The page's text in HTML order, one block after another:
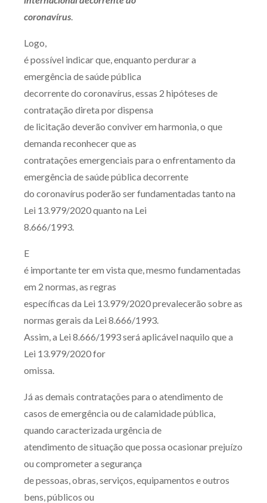
coronavírus
Logo,
é possível indicar que, enquanto perdurar a
emergência de saúde pública
decorrente do coronavírus, essas 2 hipóteses de
contratação direta por dispensa
de licitação deverão conviver em harmonia, o que
demanda reconhecer que as
contratações emergenciais para o enfrentamento da
emergência de saúde pública decorrente
do coronavírus poderão ser fundamentadas tanto na
Lei 13.979/2020 quanto na Lei
8.666/1993.
E
é importante ter em vista que, mesmo fundamentadas
em 2 normas, as regras
específicas da Lei 13.979/2020 prevalecerão sobre as
normas gerais da Lei 8.666/1993.
Assim, a Lei 8.666/1993 será aplicável naquilo que a
Lei 13.979/2020 for
omissa.
Já as demais contratações para o atendimento de
casos de emergência ou de calamidade pública,
quando caracterizada urgência de
atendimento de situação que possa ocasionar prejuízo
ou comprometer a segurança
de pessoas, obras, serviços, equipamentos e outros
bens, públicos ou